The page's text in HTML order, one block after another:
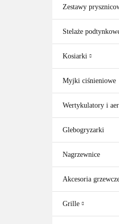
Zestawy
Stelaże
Kosiarki
Myjki ciśnieniowe
Wertykulatory i
Glebogryzarki
Nagrzewnice
Akcesoria
Grille